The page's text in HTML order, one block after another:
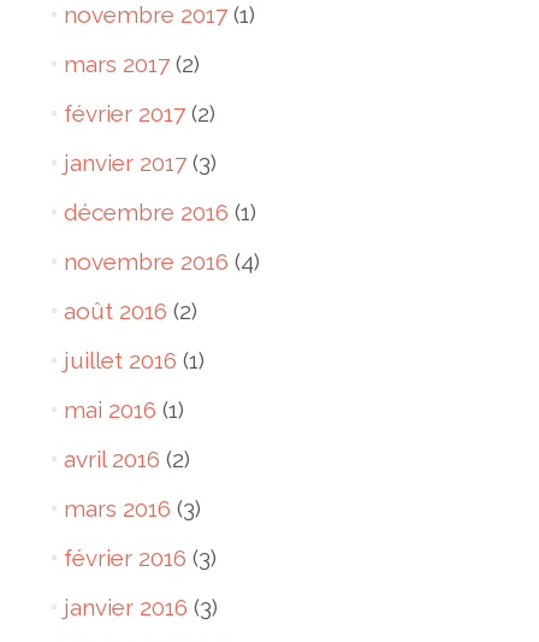
novembre 2017(1)
mars 2017(2)
février 2017(2)
janvier 2017(3)
décembre 2016 (1)
novembre 2016 (4)
août 2016 (2)
juillet 2016 (1)
mai 2016 (1)
avril 2016 (2)
mars 2016 (3)
février 2016 (3)
janvier 2016 (3)